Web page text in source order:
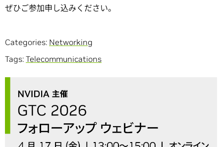
ぜひご参加申し込みください。
Categories: Networking
Tags: Telecommunications